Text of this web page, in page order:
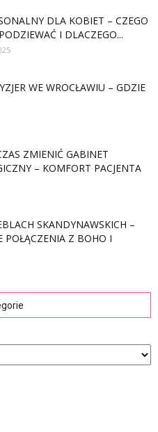
DLA KOBIET – CZEGO
I DLACZEGO...
WE WROCŁAWIU – GDZIE
ZMIENIĆ GABINET
– KOMFORT PACJENTA
SKANDYNAWSKICH –
POŁĄCZENIA Z BOHO I